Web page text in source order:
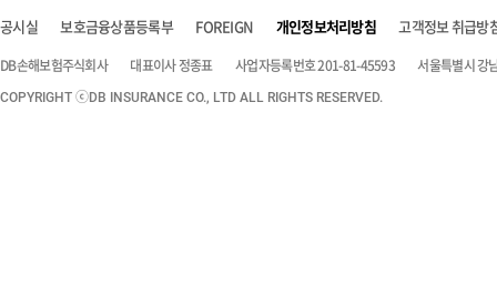
공시실 보호금융상품등록부 FOREIGN 개인정보처리방침 고객정보 취급방
DB손해보험주식회사 대표이사 정종표 사업자등록번호 201-81-45593 서울특별시 강
COPYRIGHT ⓒDB INSURANCE CO., LTD ALL RIGHTS RESERVED.